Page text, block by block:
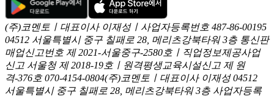
(주)코멘토ㅣ대표이사 이재성ㅣ사업자등록번호 487-86-00195
04512 서울특별시 중구 칠패로 28, 메리츠강북타워 3층 통신판
매업신고번호 제 2021-서울중구-2580호ㅣ직업정보제공사업
신고 서울청 제 2018-19호ㅣ원격평생교육시설신고 제 원
격-376호 070-4154-0804(주)코멘토ㅣ대표이사 이재성 04512
서울특별시 중구 칠패로 28, 메리츠강북타워 3층 사업자등록